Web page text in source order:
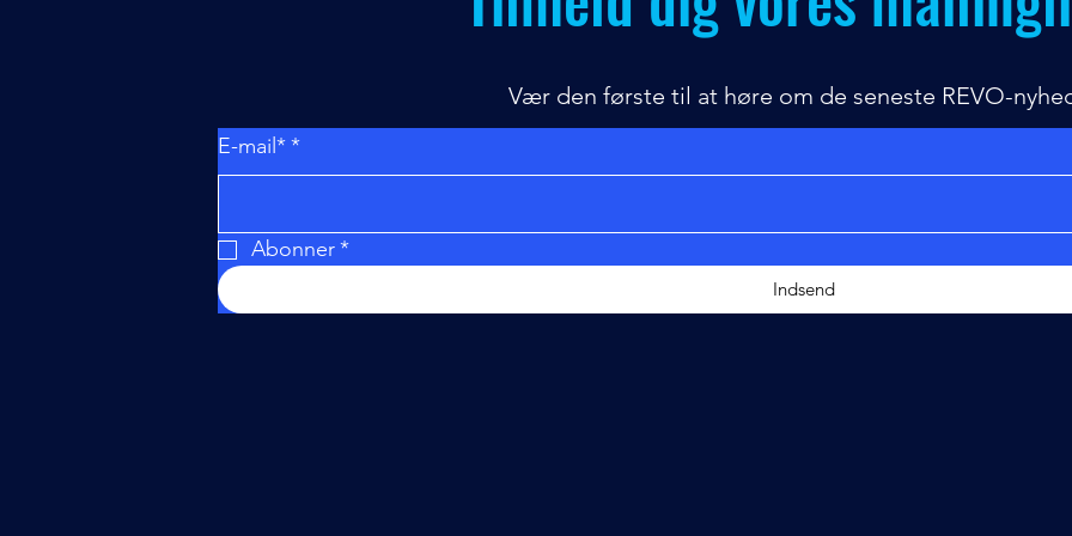
Vær den første til at høre om de seneste REVO-
E-mail**
Abonner*
Indsend